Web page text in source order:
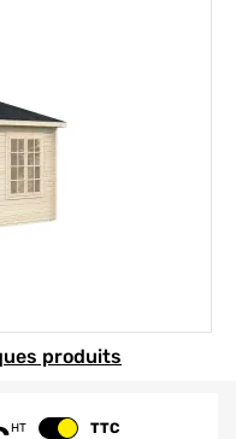
HT Changer le prix
TTC
produits